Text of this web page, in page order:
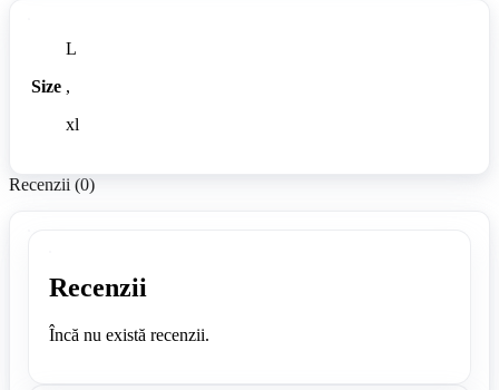
Size
L
,
xl
Recenzii (0)
Recenzii
Încă nu există recenzii.